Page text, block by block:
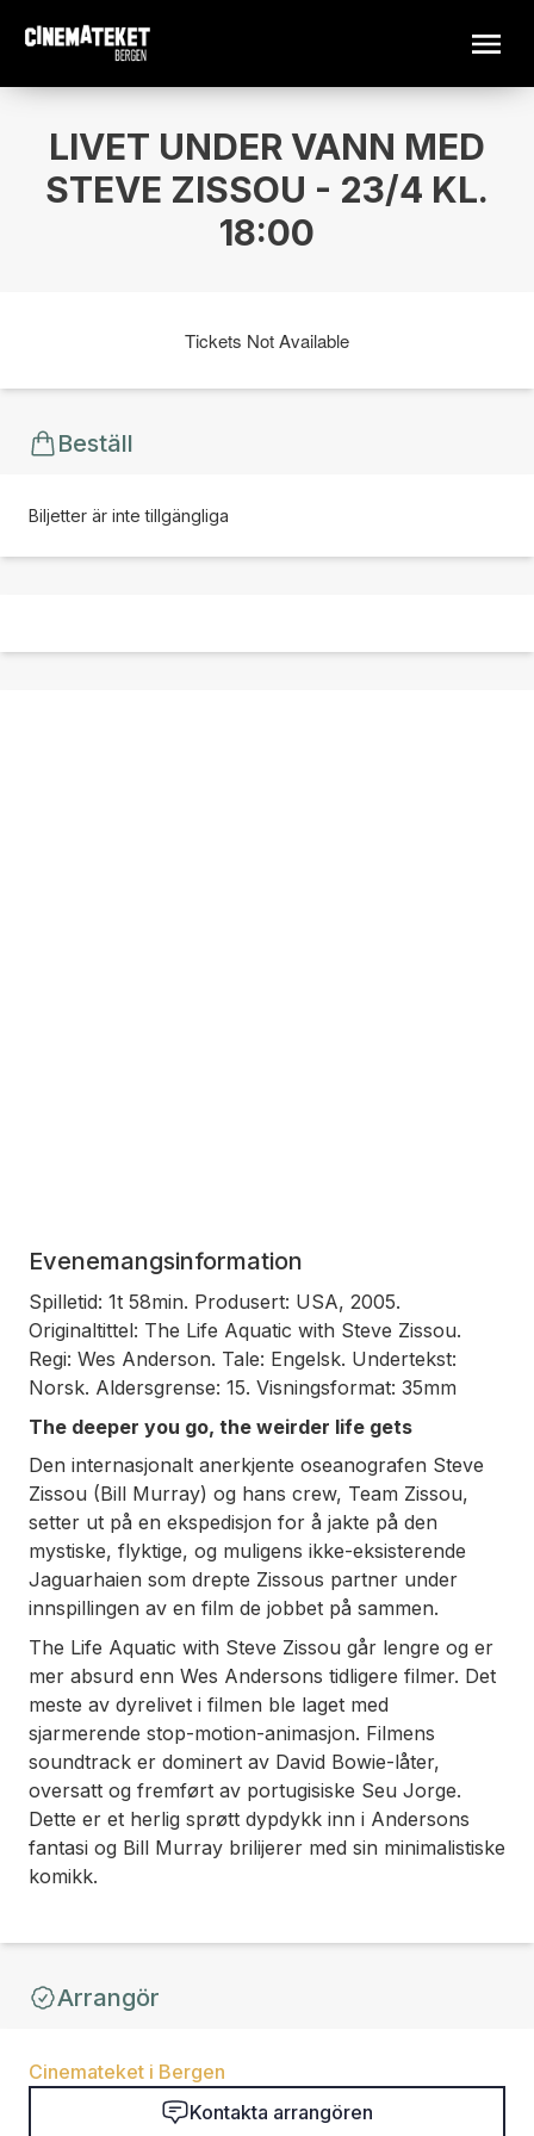
LIVET UNDER VANN MED
STEVE ZISSOU - 23/4 KL.
18:00
Tickets Not Available
Beställ
Biljetter är inte tillgängliga
Evenemangsinformation
Spilletid: 1t 58min. Produsert: USA, 2005.
Originaltittel: The Life Aquatic with Steve Zissou.
Regi: Wes Anderson. Tale: Engelsk. Undertekst:
Norsk. Aldersgrense: 15. Visningsformat: 35mm
The deeper you go, the weirder life gets
Den internasjonalt anerkjente oseanografen Steve
Zissou (Bill Murray) og hans crew, Team Zissou,
setter ut på en ekspedisjon for å jakte på den
mystiske, flyktige, og muligens ikke-eksisterende
Jaguarhaien som drepte Zissous partner under
innspillingen av en film de jobbet på sammen.
The Life Aquatic with Steve Zissou går lengre og er
mer absurd enn Wes Andersons tidligere filmer. Det
meste av dyrelivet i filmen ble laget med
sjarmerende stop-motion-animasjon. Filmens
soundtrack er dominert av David Bowie-låter,
oversatt og fremført av portugisiske Seu Jorge.
Dette er et herlig sprøtt dypdykk inn i Andersons
fantasi og Bill Murray brilijerer med sin minimalistiske
komikk.
Arrangör
Cinemateket i Bergen
Kontakta arrangören